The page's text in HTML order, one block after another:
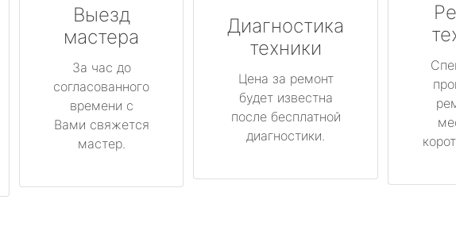
Выезд
мастера
За час до
согласованного
времени с
Вами свяжется
мастер.
Диагностика
техники
Цена за ремонт
будет известна
после бесплатной
диагностики.